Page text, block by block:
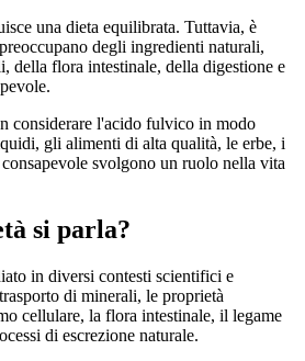
una dieta equilibrata. Tuttavia, è
degli ingredienti naturali,
della flora intestinale, della digestione e
considerare l'acido fulvico in modo
gli alimenti di alta qualità, le erbe, i
svolgono un ruolo nella vita
si parla?
in diversi contesti scientifici e
di minerali, le proprietà
cellulare, la flora intestinale, il legame
di escrezione naturale.